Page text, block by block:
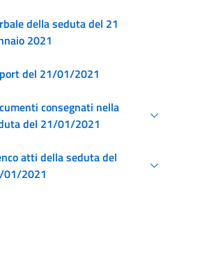
della seduta del 21
2021
del 21/01/2021
consegnati nella
del 21/01/2021
atti della seduta del
01/2021